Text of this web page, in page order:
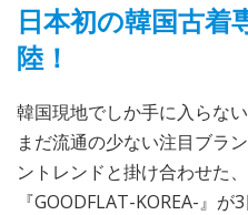
日本初の韓国古着
陸！
韓国現地でしか手に入らな
まだ流通の少ない注目ブラ
ントレンドと掛け合わせた
『GOODFLAT-KOREA-』が